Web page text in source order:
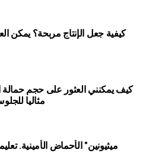
كيفية جعل الإنتاج مربحة؟ يمكن
كيف يمكنني العثور على حجم حمالة
مثاليا